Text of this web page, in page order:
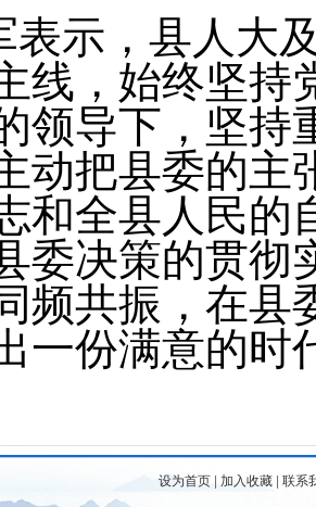
表示，县人大
线，始终坚持
领导下，坚持
动把县委的主
和全县人民的
委决策的贯
频共振，在县
一份满意的时
设为首页 加入收藏 联系